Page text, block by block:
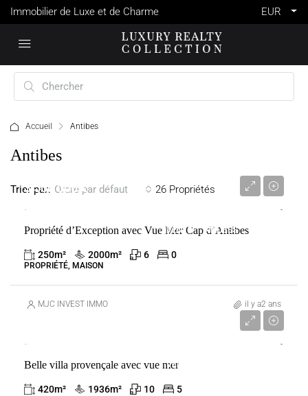
Immobilier de Luxe et de Charme EUR
Accueil Antibes
Antibes
26 Propriétés
Trier par: Ordre par défaut
VENTE ANTIBES FRANCE
3 500 000 €
Propriété d’Exception avec Vue Mer Cap d’Antibes
250m² 2000m² 6 0
PROPRIÉTÉ, MAISON
MJC INVEST IMMO il y a2 ans
VENTE
Belle villa provençale avec vue mer
420m² 1936m² 10 5